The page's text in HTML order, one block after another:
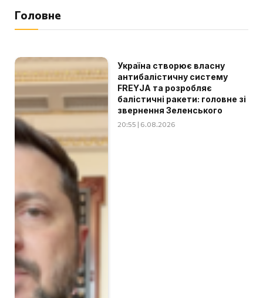
Головне
Україна створює власну
антибалістичну систему
FREYJA та розробляє
балістичні ракети: головне зі
звернення Зеленського
20:55 | 6.08.2026